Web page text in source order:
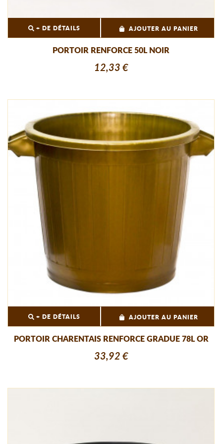
+ DE DÉTAILS AJOUTER AU PANIER
PORTOIR RENFORCE 50L NOIR
12,33 €
+ DE DÉTAILS AJOUTER AU PANIER
PORTOIR CHARENTAIS RENFORCE GRADUE 78L OR
33,92 €